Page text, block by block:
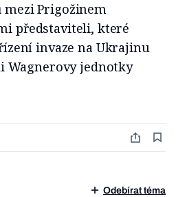
Prigožinem
představiteli, které
invaze na Ukrajinu
Wagnerovy jednotky
Odebírat téma